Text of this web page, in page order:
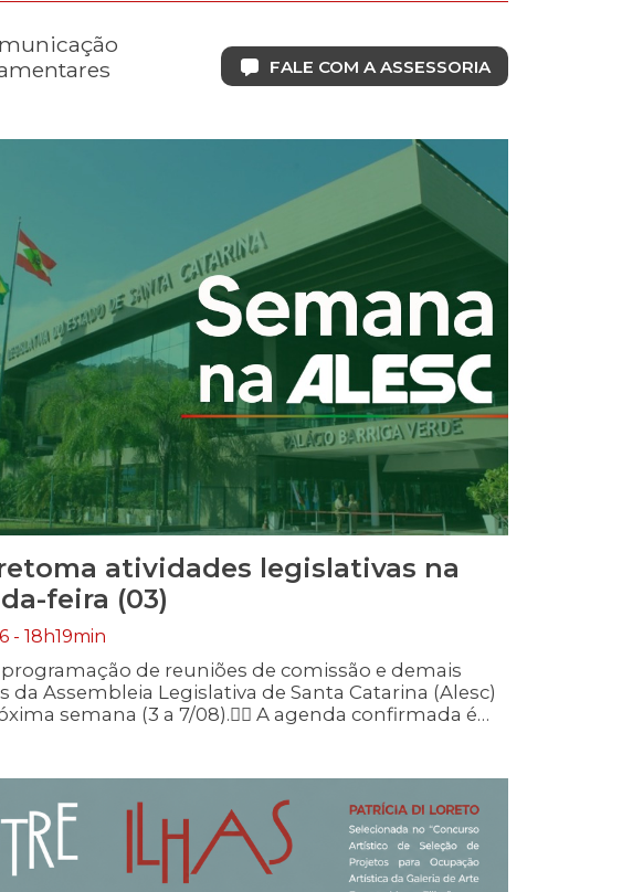
FALE COM A ASSESSORIA
atividades legislativas na
feira (03)
- 18h19min
de reuniões de comissão e demais
da Assembleia Legislativa de Santa Catarina (Alesc)
semana (3 a 7/08).👉🏻 A agenda confirmada é
em: https://portalelegis.alesc.sc.gov.br/comissoes-
agenda Terça-feira, 4 de agosto10h – Reunião
da Comissão de Constituição […]